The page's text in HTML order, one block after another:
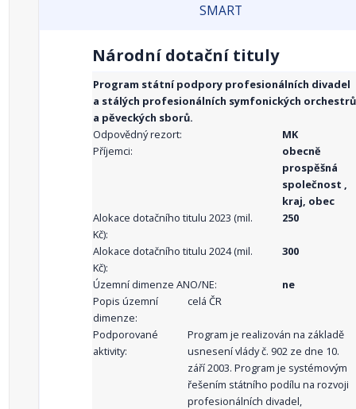
SMART
Národní dotační tituly
Program státní podpory profesionálních divadel
a stálých profesionálních symfonických orchestrů
a pěveckých sborů.
Odpovědný rezort:
MK
Příjemci:
obecně
prospěšná
společnost ,
kraj, obec
Alokace dotačního titulu 2023 (mil.
Kč):
250
Alokace dotačního titulu 2024 (mil.
Kč):
300
Územní dimenze ANO/NE:
ne
Popis územní
dimenze:
celá ČR
Podporované
aktivity:
Program je realizován na základě
usnesení vlády č. 902 ze dne 10.
září 2003. Program je systémovým
řešením státního podílu na rozvoji
profesionálních divadel,